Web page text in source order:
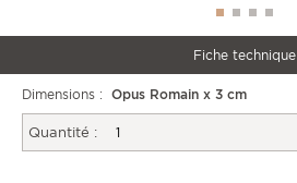
Fiche technique
Dimensions : Opus Romain x 3 cm
Quantité :